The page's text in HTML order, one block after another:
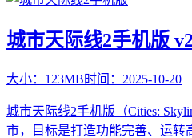
城市天际线2手机版
大小： 123MB时间： 2025-10-20
城市天际线2手机版（Cities:
市，目标是打造功能完善、运转